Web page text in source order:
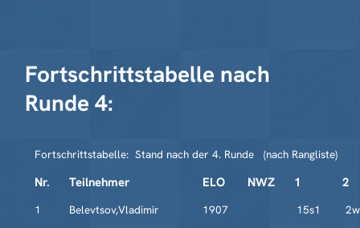
Fortschrittstabelle nach
Runde 4:
Fortschrittstabelle: Stand nach der 4. Runde (nach Rangliste)
Nr. Teilnehmer ELO NWZ 1 2
1 Belevtsov,Vladimir 1907 15s1